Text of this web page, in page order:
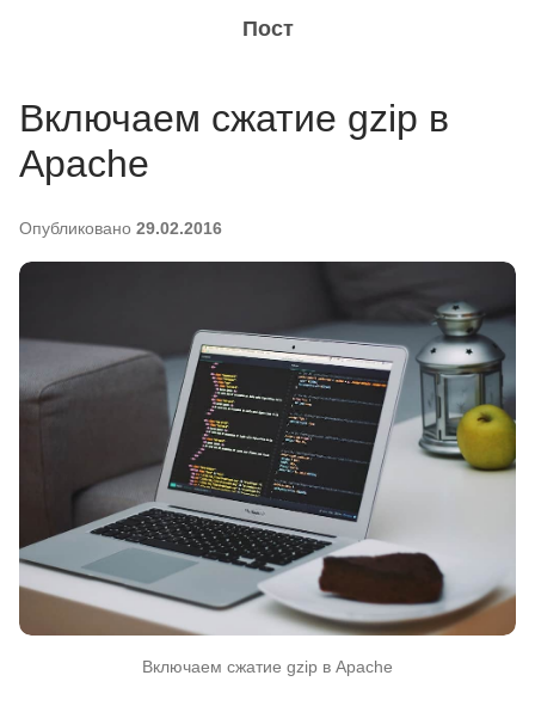
Пост
Включаем сжатие gzip в
Apache
Опубликовано 29.02.2016
Включаем сжатие gzip в Apache